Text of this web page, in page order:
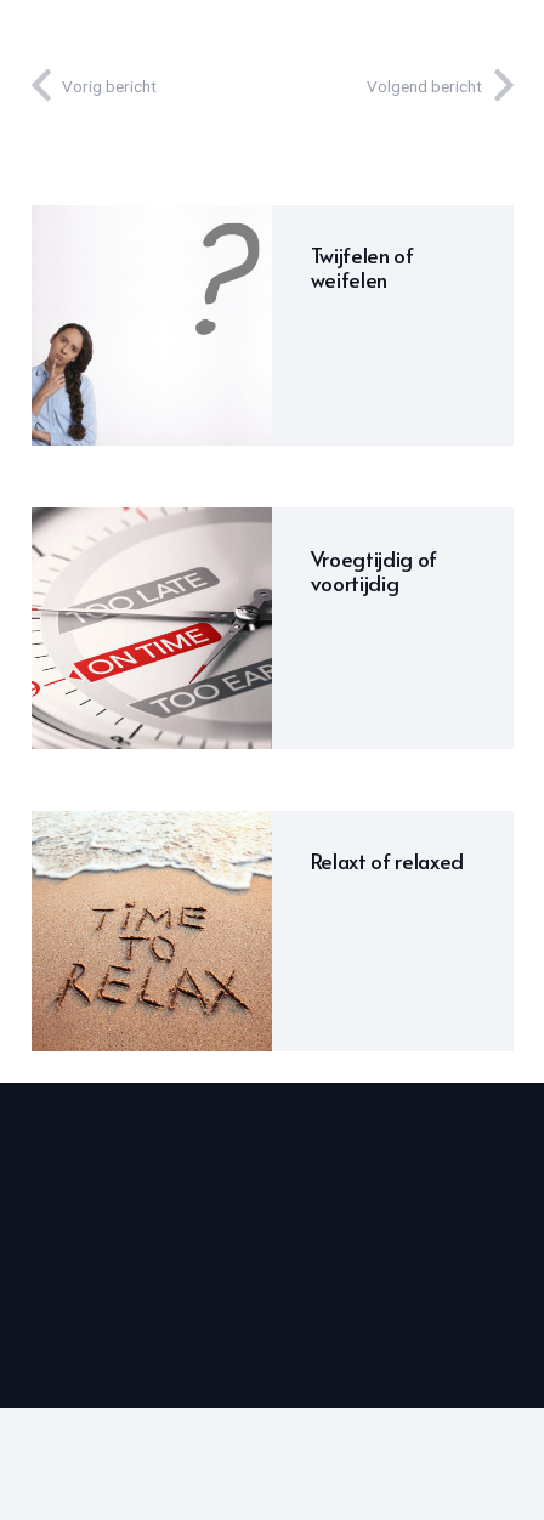
Vorig bericht Volgend bericht
Twijfelen of
weifelen
Vroegtijdig of
voortijdig
Relaxt of relaxed